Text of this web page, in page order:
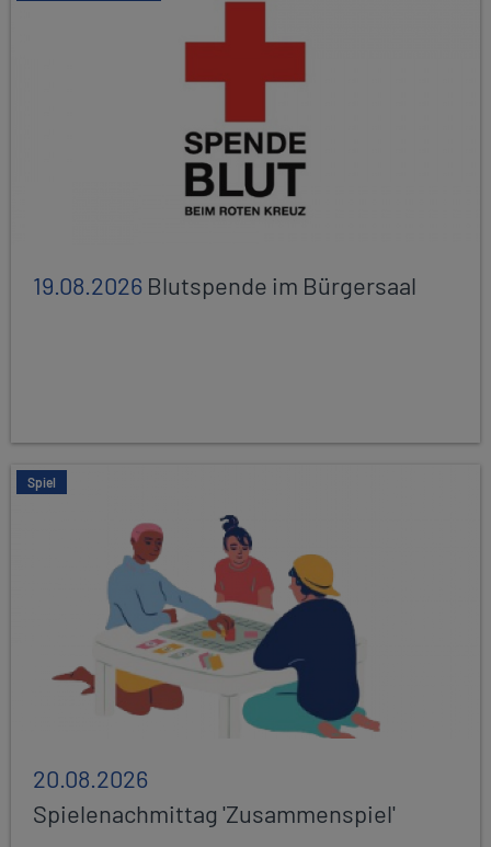
19.08.2026 Blutspende im Bürgersaal
Spiel
20.08.2026
Spielenachmittag 'Zusammenspiel'